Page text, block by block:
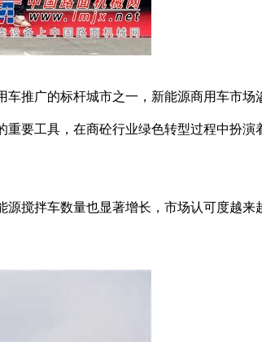
广的标杆城市之一，新能源商用车市场
要工具，在商砼行业绿色转型过程中扮
拌车数量也显著增长，市场认可度越来